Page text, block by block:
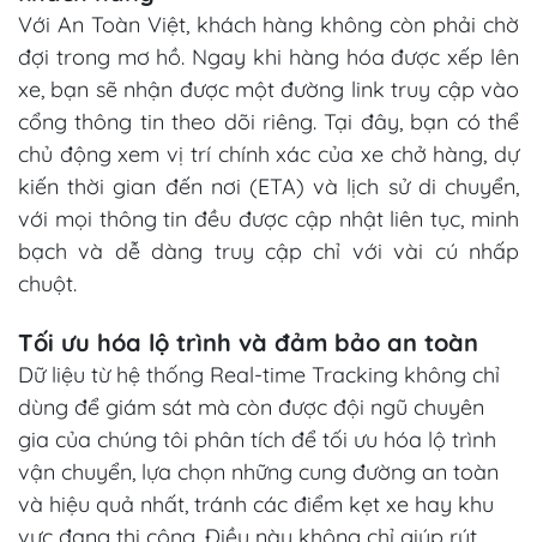
Với An Toàn Việt, khách hàng không còn phải chờ
đợi trong mơ hồ. Ngay khi hàng hóa được xếp lên
xe, bạn sẽ nhận được một đường link truy cập vào
cổng thông tin theo dõi riêng. Tại đây, bạn có thể
chủ động xem vị trí chính xác của xe chở hàng, dự
kiến thời gian đến nơi (ETA) và lịch sử di chuyển,
với mọi thông tin đều được cập nhật liên tục, minh
bạch và dễ dàng truy cập chỉ với vài cú nhấp
chuột.
Tối ưu hóa lộ trình và đảm bảo an toàn
Dữ liệu từ hệ thống Real-time Tracking không chỉ
dùng để giám sát mà còn được đội ngũ chuyên
gia của chúng tôi phân tích để tối ưu hóa lộ trình
vận chuyển, lựa chọn những cung đường an toàn
và hiệu quả nhất, tránh các điểm kẹt xe hay khu
vực đang thi công. Điều này không chỉ giúp rút